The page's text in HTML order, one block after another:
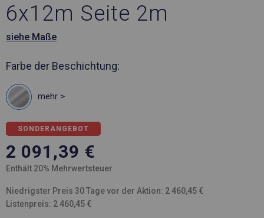
6x12m Seite 2m
siehe Maße
Farbe der Beschichtung:
mehr >
SONDERANGEBOT
2 091,39 €
Enthält 20% Mehrwertsteuer
Niedrigster Preis 30 Tage vor der Aktion: 2 460,45 €
Listenpreis: 2 460,45 €